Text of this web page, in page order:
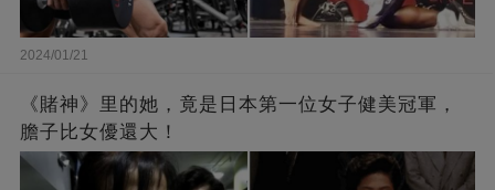
2024/01/21
《賭神》里的她，竟是日本第一位女子健美冠軍，
膽子比女優還大！